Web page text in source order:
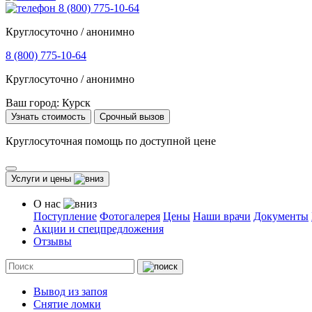
8 (800) 775-10-64
Круглосуточно / анонимно
8 (800) 775-10-64
Круглосуточно / анонимно
Ваш город: Курск
Узнать стоимость Срочный вызов
Круглосуточная помощь по доступной цене
Услуги и цены
О нас
Поступление Фотогалерея Цены Наши врачи Документы
Акции и спецпредложения
Отзывы
Вывод из запоя
Снятие ломки